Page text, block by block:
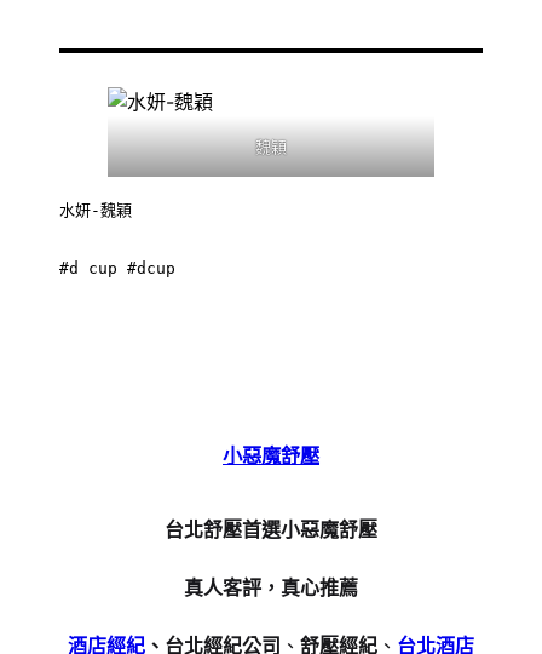
魏穎
水妍-魏穎
#d cup #dcup
小惡魔舒壓
台北舒壓首選小惡魔舒壓
真人客評，真心推薦
酒店經紀 、台北經紀公司 、 舒壓經紀 、 台北酒店